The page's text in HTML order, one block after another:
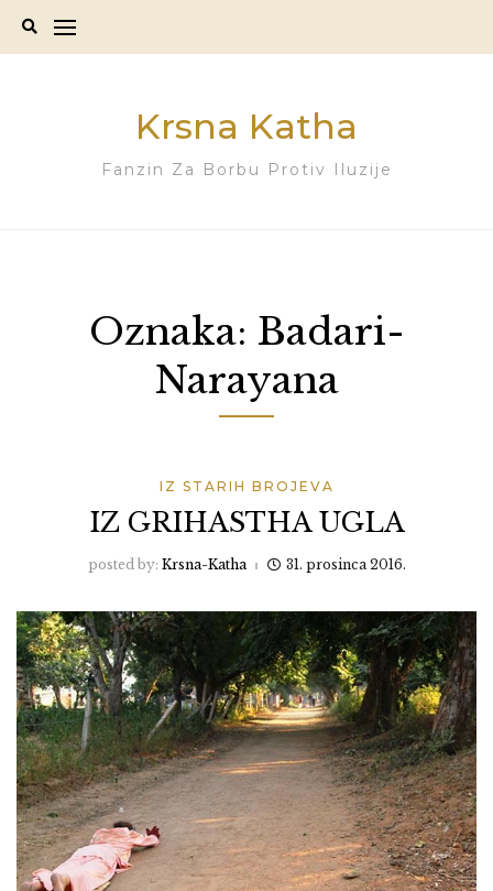
Krsna Katha
Fanzin Za Borbu Protiv Iluzije
Oznaka: Badari-
Narayana
IZ STARIH BROJEVA
IZ GRIHASTHA UGLA
posted by: Krsna-Katha 31. prosinca 2016.